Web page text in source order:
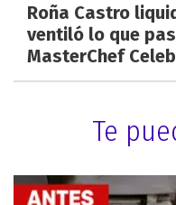
Roña Castro
ventiló lo que
MasterChef
Te